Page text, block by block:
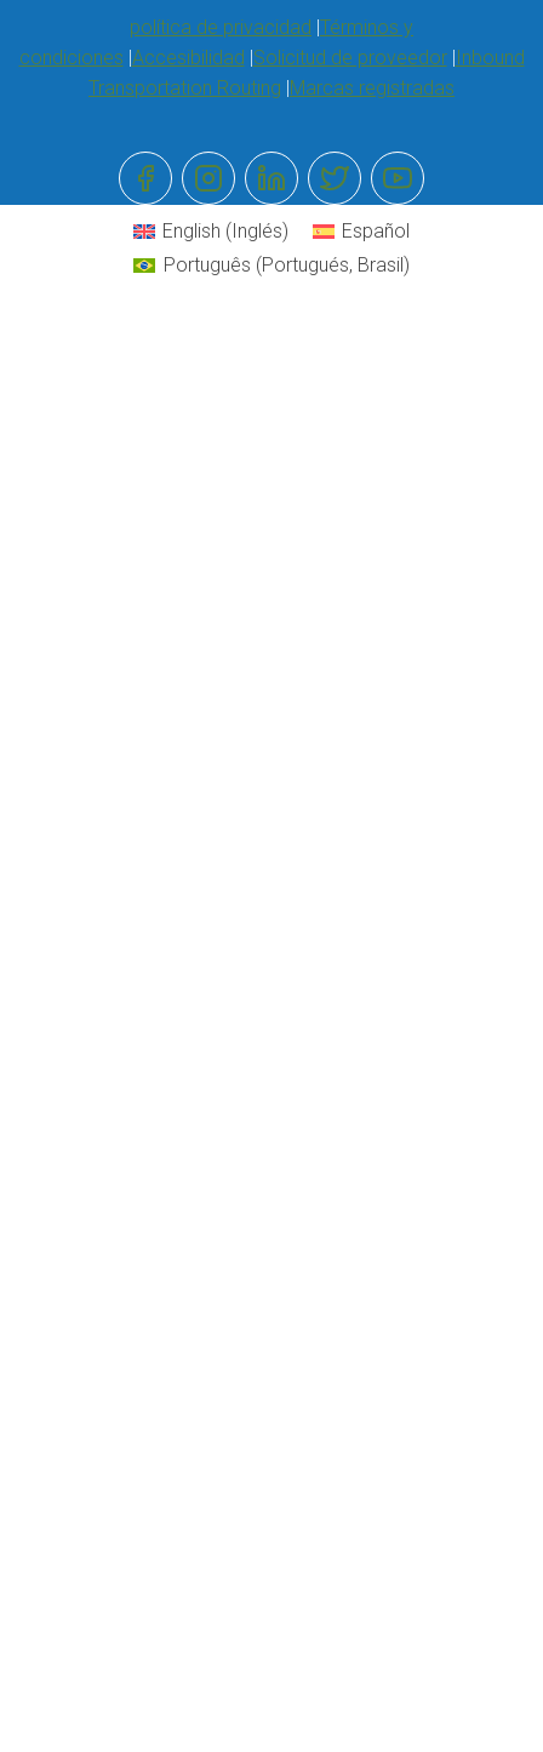
política de privacidad Términos y
condiciones Accesibilidad Solicitud de proveedor Inbound
Transportation Routing Marcas registradas
English (Inglés)
Español
Português (Portugués, Brasil)